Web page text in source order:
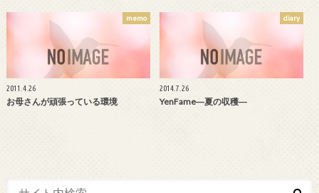
memo
2011.4.26
お母さんが頑張っている環境
diary
2014.7.26
YenFame―夏の収穫―